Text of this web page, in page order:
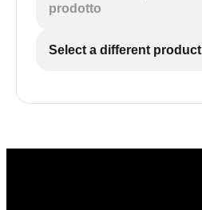
prodotto
Select a different product